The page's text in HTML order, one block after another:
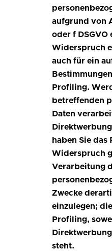
aufgrund von
oder f DSGVO
Widerspruch
auch für ein
Profiling.
betreffenden
Daten
haben Sie das
Widerspruch
Verarbeitung
Zwecke
einzulegen;
Profiling,
steht.